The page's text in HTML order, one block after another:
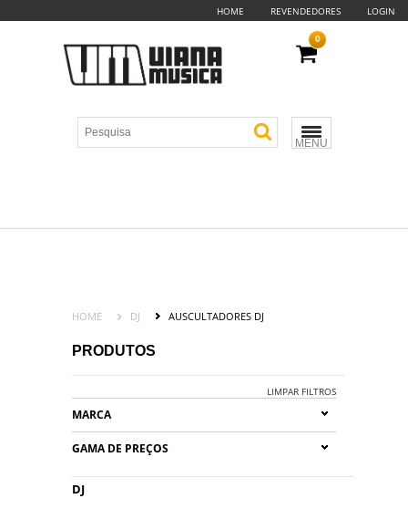
HOME REVENDEDORES LOGIN
MENU
0
HOME DJ AUSCULTADORES DJ
PRODUTOS
LIMPAR FILTROS
MARCA
GAMA DE PREÇOS
DJ